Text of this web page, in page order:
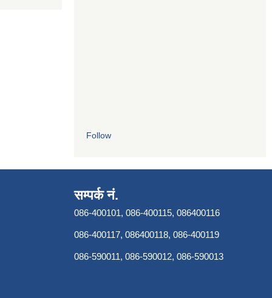
Follow
सम्पर्क नं.
086-400101, 086-400115, 086400116
086-400117, 086400118, 086-400119
086-590011, 086-590012, 086-590013